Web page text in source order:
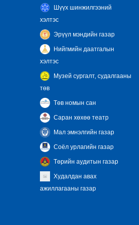
Шүүх шинжилгээний
хэлтэс
Эрүүл мэндийн газар
Нийгмийн даатгалын
хэлтэс
Музей сургалт, судалгааны
төв
Төв номын сан
Саран хөхөө театр
Мал эмнэлгийн газар
Соёл урлагийн газар
Төрийн аудитын газар
Худалдан авах
ажиллагааны газар